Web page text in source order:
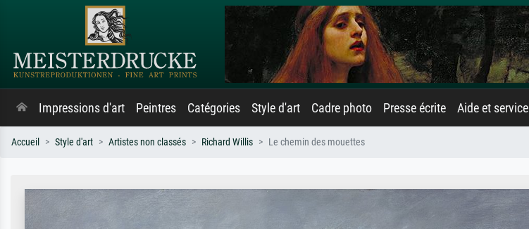
Impressions d'art Peintres Catégories Style d'art Cadre photo Presse écrite Aide et service
Accueil Style d'art Artistes non classés Richard Willis Le chemin des mouettes